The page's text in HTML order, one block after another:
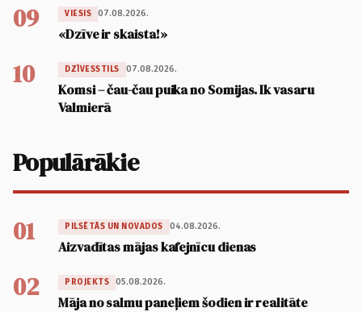
09 VIESIS 07.08.2026.
«Dzīve ir skaista!»
10 DZĪVESSTILS 07.08.2026.
Komsi – čau-čau puika no Somijas. Ik vasaru
Valmierā
Populārākie
01 PILSĒTĀS UN NOVADOS 04.08.2026.
Aizvadītas mājas kafejnīcu dienas
02 PROJEKTS 05.08.2026.
Māja no salmu paneļiem šodien ir realitāte